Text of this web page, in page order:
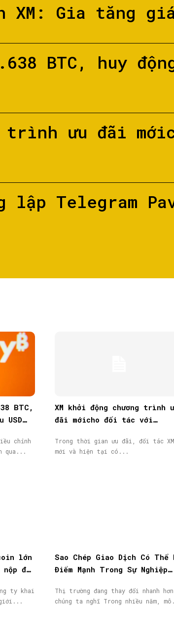
XM: Gia
BTC, huy
trình ưu đãi
lập Telegram
BTC,
USD
chỉnh
qua...
XM khởi động chương trình
đãi mớicho đối tác với
40.000$
Trong thời gian ưu đãi, đối tác XM
mới và hiện tại có...
lớn
đơn
ty khai
Sao Chép Giao Dịch Có Thể
Điểm Mạnh Trong Sự Nghiệp
Thị trường đang thay đổi nhanh hơn
chúng ta nghĩ Trong nhiều năm,